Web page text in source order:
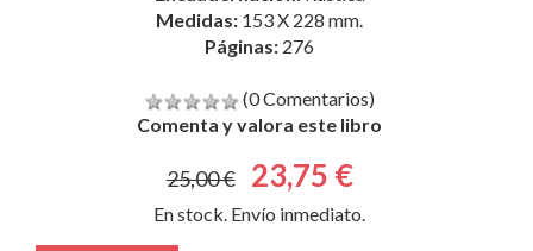
Páginas:276
Comenta y valora este libro
23,75 €
En stock. Envío inmediato.
comprar